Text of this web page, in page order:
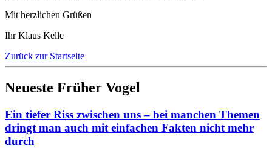
Mit herzlichen Grüßen
Ihr Klaus Kelle
Zurück zur Startseite
Neueste Früher Vogel
Ein tiefer Riss zwischen uns – bei manchen Themen
dringt man auch mit einfachen Fakten nicht mehr
durch